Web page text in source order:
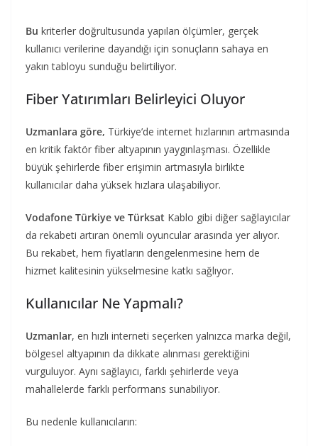
Bu kriterler doğrultusunda yapılan ölçümler, gerçek
kullanıcı verilerine dayandığı için sonuçların sahaya en
yakın tabloyu sunduğu belirtiliyor.
Fiber Yatırımları Belirleyici Oluyor
Uzmanlara göre, Türkiye’de internet hızlarının artmasında
en kritik faktör fiber altyapının yaygınlaşması. Özellikle
büyük şehirlerde fiber erişimin artmasıyla birlikte
kullanıcılar daha yüksek hızlara ulaşabiliyor.
Vodafone Türkiye ve Türksat Kablo gibi diğer sağlayıcılar
da rekabeti artıran önemli oyuncular arasında yer alıyor.
Bu rekabet, hem fiyatların dengelenmesine hem de
hizmet kalitesinin yükselmesine katkı sağlıyor.
Kullanıcılar Ne Yapmalı?
Uzmanlar, en hızlı interneti seçerken yalnızca marka değil,
bölgesel altyapının da dikkate alınması gerektiğini
vurguluyor. Aynı sağlayıcı, farklı şehirlerde veya
mahallelerde farklı performans sunabiliyor.
Bu nedenle kullanıcıların: